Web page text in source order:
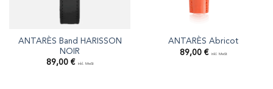
ANTARÈS Band HARISSON
NOIR
89,00 € inkl. MwSt
ANTARÈS Abricot
89,00 € inkl. MwSt